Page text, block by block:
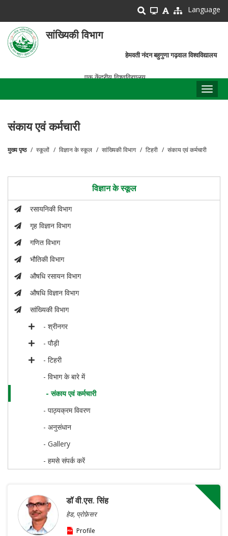
main
content
Language
सांख्यिकी विभाग
हेमवती नंदन बहुगुणा गढ़वाल विश्वविद्यालय
एक केंद्रीय विश्वविद्यालय
संकाय एवं कर्मचारी
मुख्य पृष्ठ स्कूलों विज्ञान के स्कूल सांख्यिकी विभाग टिहरी संकाय एवं कर्मचारी
विज्ञान के स्कूल
रसायनिकी विभाग
गृह विज्ञान विभाग
गणित विभाग
भौतिकी विभाग
औषधि रसायन विभाग
औषधि विज्ञान विभाग
सांख्यिकी विभाग
- श्रीनगर
- पौड़ी
- टिहरी
- विभाग के बारे में
- संकाय एवं कर्मचारी
- पाठ्यक्रम विवरण
- अनुसंधान
- Gallery
- हमसे संपर्क करें
डॉ वी.एस. सिंह
हेड, प्रोफ़ेसर
Profile